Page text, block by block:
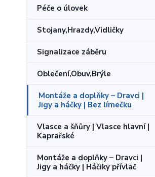
Péče o úlovek
Stojany,Hrazdy,Vidličky
Signalizace záběru
Oblečení,Obuv,Brýle
Montáže a doplňky – Dravci |
Jigy a háčky | Bez límečku
Vlasce a šňůry | Vlasce hlavní |
Kaprařské
Montáže a doplňky – Dravci |
Jigy a háčky | Háčiky přívlač